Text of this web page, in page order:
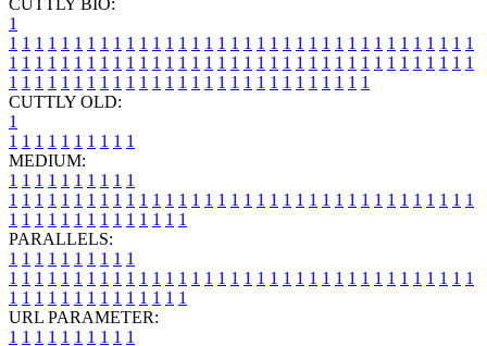
1
1 1 1 1 1 1 1 1 1 1 1 1 1 1 1 1 1 1 1 1 1 1 1 1 1 1 1 1 1 1 1 1 1 1 1 1
1 1 1 1 1 1 1 1 1 1 1 1 1 1 1 1 1 1 1 1 1 1 1 1 1 1 1 1 1 1 1 1 1 1 1 1
1 1 1 1 1 1 1 1 1 1 1 1 1 1 1 1 1 1 1 1 1 1 1 1 1 1 1 1
CUTTLY OLD:
1
1 1 1 1 1 1 1 1 1 1
MEDIUM:
1 1 1 1 1 1 1 1 1 1
1 1 1 1 1 1 1 1 1 1 1 1 1 1 1 1 1 1 1 1 1 1 1 1 1 1 1 1 1 1 1 1 1 1 1 1
1 1 1 1 1 1 1 1 1 1 1 1 1 1
PARALLELS:
1 1 1 1 1 1 1 1 1 1
1 1 1 1 1 1 1 1 1 1 1 1 1 1 1 1 1 1 1 1 1 1 1 1 1 1 1 1 1 1 1 1 1 1 1 1
1 1 1 1 1 1 1 1 1 1 1 1 1 1
URL PARAMETER:
1 1 1 1 1 1 1 1 1 1